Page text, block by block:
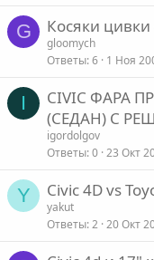
G Косяки цивки
gloomych
Ответы 6 1 Ноя
I
CIVIC ФАРА
(СЕДАН) С
igordolgov
Ответы 0 23 Окт
Y Civic 4D vs
yakut
Ответы 2 20 Окт